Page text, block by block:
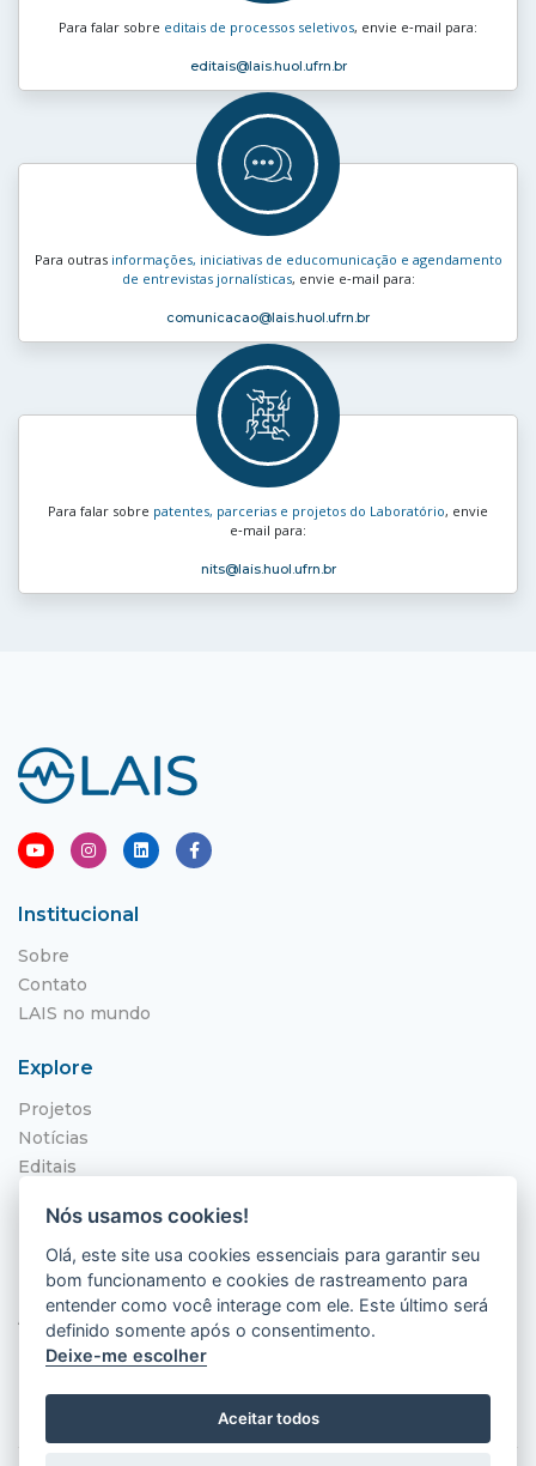
Para falar sobre editais de processos seletivos, envie e‑mail para:
editais@lais.huol.ufrn.br
Para outras informações, iniciativas de educomunicação e agendamento
de entrevistas jornalísticas, envie e‑mail para:
comunicacao@lais.huol.ufrn.br
Para falar sobre patentes, parcerias e projetos do Laboratório, envie
e‑mail para:
nits@lais.huol.ufrn.br
Institucional
Sobre
Contato
LAIS no mundo
Explore
Projetos
Notícias
Editais
Localização
Hospital Universitário Onofre Lopes - HUOL
Av. Nilo Peçanha, 620 - Petrópolis
Natal - RN, 59012-300
Nós usamos cookies!
Olá, este site usa cookies essenciais para garantir seu
bom funcionamento e cookies de rastreamento para
entender como você interage com ele. Este último será
definido somente após o consentimento.
Deixe-me escolher
Aceitar todos